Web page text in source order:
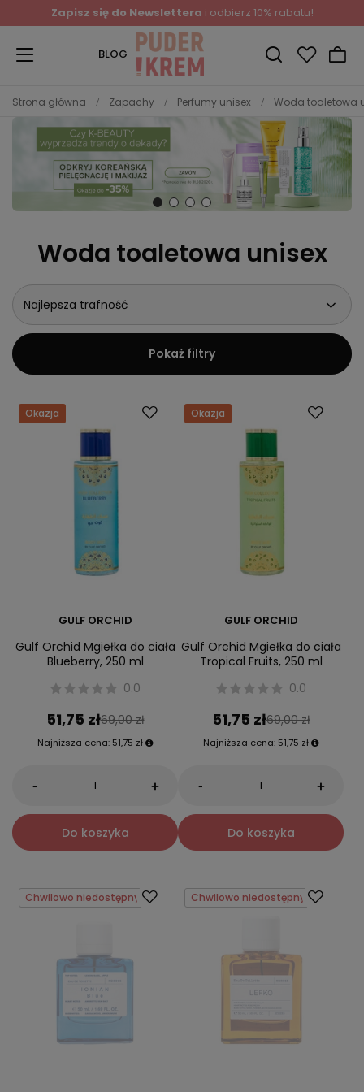
Zapisz się do Newslettera i odbierz 10% rabatu!
BLOG
Strona główna Zapachy Perfumy unisex Woda toaletowa
Woda toaletowa unisex
Najlepsza trafność
Pokaż filtry
Okazja
GULF ORCHID
Gulf Orchid Mgiełka do ciała
Blueberry, 250 ml
0.0
51,75 zł69,00 zł
Najniższa cena: 51,75 zł
- +
Do koszyka
Okazja
GULF ORCHID
Gulf Orchid Mgiełka do ciała
Tropical Fruits, 250 ml
0.0
51,75 zł69,00 zł
Najniższa cena: 51,75 zł
- +
Do koszyka
Chwilowo niedostępny Chwilowo niedostępny